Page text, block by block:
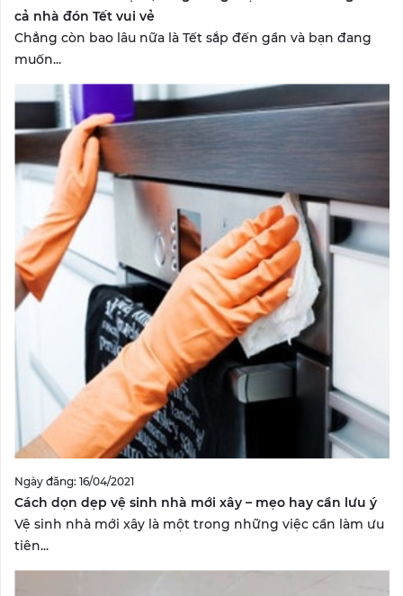
cả nhà đón Tết vui vẻ
Chẳng còn bao lâu nữa là Tết sắp đến gần và bạn đang
muốn...
Ngày đăng: 16/04/2021
Cách dọn dẹp vệ sinh nhà mới xây – mẹo hay cần lưu ý
Vệ sinh nhà mới xây là một trong những việc cần làm ưu
tiên...